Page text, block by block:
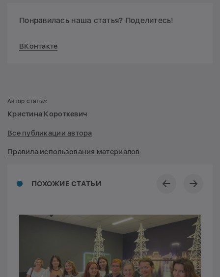
Понравилась наша статья? Поделитесь!
ВКонтакте
ПОХОЖИЕ СТАТЬИ
Автор статьи:
Кристина Короткевич
Все публикации автора
Правила использования материалов